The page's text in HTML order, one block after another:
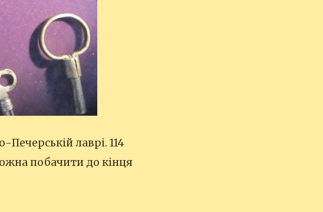
лаврі. 114
побачити до кінця